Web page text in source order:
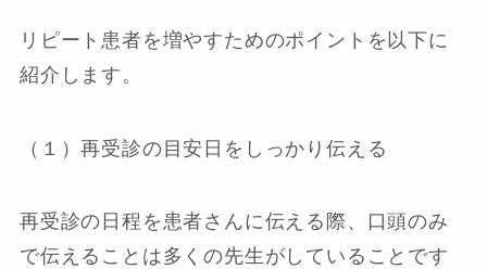
リピート患者を増やすためのポイントを以下に
紹介します。
（１）再受診の目安日をしっかり伝える
再受診の日程を患者さんに伝える際、口頭のみ
で伝えることは多くの先生がしていることです